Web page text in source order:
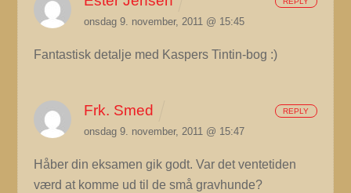
onsdag 9. november, 2011 @ 15:45
Fantastisk detalje med Kaspers Tintin-bog :)
Frk. Smed
onsdag 9. november, 2011 @ 15:47
Håber din eksamen gik godt. Var det ventetiden
værd at komme ud til de små gravhunde?
REPLY